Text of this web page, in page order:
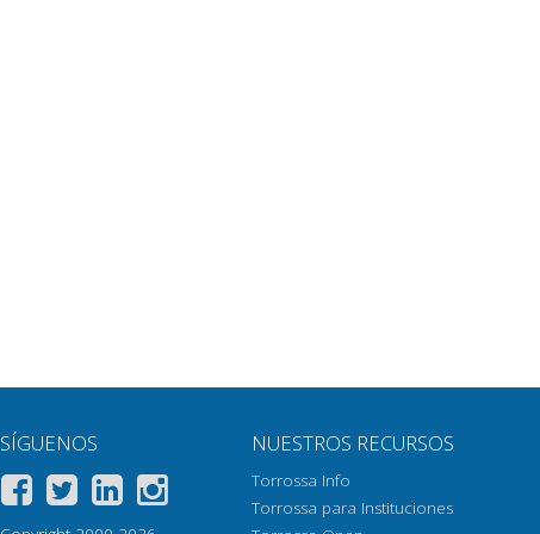
SÍGUENOS NUESTROS RECURSOS
Torrossa Info
Torrossa para Instituciones